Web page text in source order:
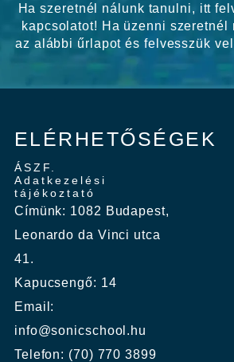
Ha szeretnél nálunk tanulni, itt
kapcsolatot! Ha üzenni szeretnél
az alábbi űrlapot és felvesszük
ELÉRHETŐSÉGEK
ÁSZF.
Adatkezelési
tájékoztató
Címünk: 1082 Budapest,
Leonardo da Vinci utca
41.
Kapucsengő: 14
Email:
info@sonicschool.hu
Telefon: (70) 770 3899